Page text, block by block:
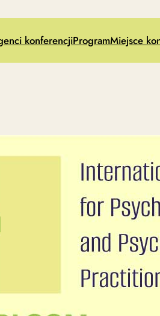
konferencjiProgramMiejsce